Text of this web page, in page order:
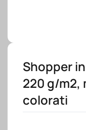
Shopper
220 g/m2,
colorati